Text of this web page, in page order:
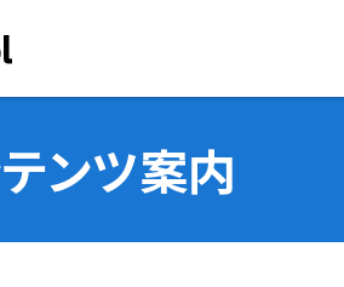
ンツ案内